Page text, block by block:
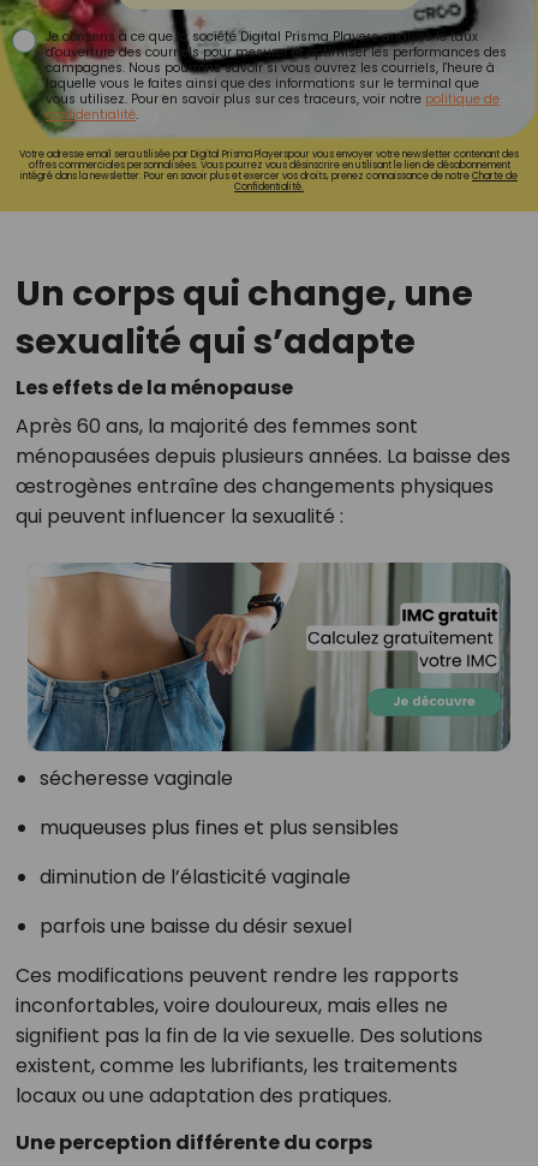
Je consens à ce que la société Digital Prisma Players analyse le taux
d'ouverture des courriels pour mesurer et optimiser les performances des
campagnes. Nous pourrons savoir si vous ouvrez les courriels, l'heure à
laquelle vous le faites ainsi que des informations sur le terminal que
vous utilisez. Pour en savoir plus sur ces traceurs, voir notre politique de
confidentialité.
Votre adresse email sera utilisée par Digital Prisma Playerspour vous envoyer votre newsletter contenant des
offres commerciales personnalisées. Vous pourrez vous désinscrire en utilisant le lien de désabonnement
intégré dans la newsletter. Pour en savoir plus et exercer vos droits, prenez connaissance de notreCharte de
Confidentialité.
Un corps qui change, une
sexualité qui s’adapte
Les effets de la ménopause
Après 60 ans, la majorité des femmes sont
ménopausées depuis plusieurs années. La baisse des
œstrogènes entraîne des changements physiques
qui peuvent influencer la sexualité :
sécheresse vaginale
muqueuses plus fines et plus sensibles
diminution de l’élasticité vaginale
parfois une baisse du désir sexuel
Ces modifications peuvent rendre les rapports
inconfortables, voire douloureux, mais elles ne
signifient pas la fin de la vie sexuelle. Des solutions
existent, comme les lubrifiants, les traitements
locaux ou une adaptation des pratiques.
Une perception différente du corps